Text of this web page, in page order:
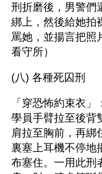
刑折磨後，男警們
綁上，然後給她拍
罵她，並揚言把
看守所）
(八) 各種死囚刑
「穿恐怖約束衣
學員手臂拉至後背
肩拉至胸前，再綁
裏塞上耳機不停地
布塞住。一用此刑